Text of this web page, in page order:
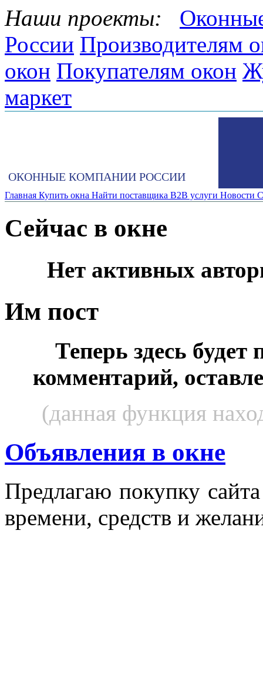
Наши проекты:
России Производителям
окон Покупателям окон
маркет
ОКОННЫЕ КОМПАНИИ РОССИИ
Главная Купить окна Найти поставщика B2B услуги Новости
Сейчас в окне
Нет активных
Им пост
Теперь здесь будет
комментарий,
(данная функция
Объявления в окне
Пред­ла­гаю по­куп­ку
вре­мени, средств и